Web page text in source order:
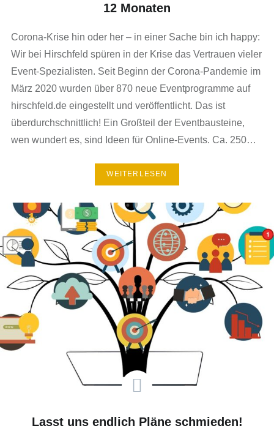
12 Monaten
Corona-Krise hin oder her – in einer Sache bin ich happy:
Wir bei Hirschfeld spüren in der Krise das Vertrauen vieler
Event-Spezialisten. Seit Beginn der Corona-Pandemie im
März 2020 wurden über 870 neue Eventprogramme auf
hirschfeld.de eingestellt und veröffentlicht. Das ist
überdurchschnittlich! Ein Großteil der Eventbausteine,
wen wundert es, sind Ideen für Online-Events. Ca. 250…
WEITERLESEN
Lasst uns endlich Pläne schmieden!